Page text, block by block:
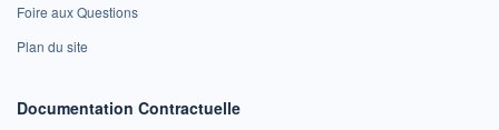
Foire aux Questions
Plan du site
Documentation Contractuelle